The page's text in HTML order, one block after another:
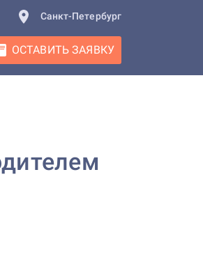
Санкт-Петербург
ОСТАВИТЬ ЗАЯВКУ